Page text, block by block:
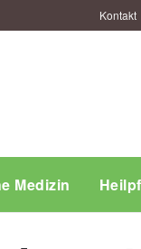
Kontakt
Medizin